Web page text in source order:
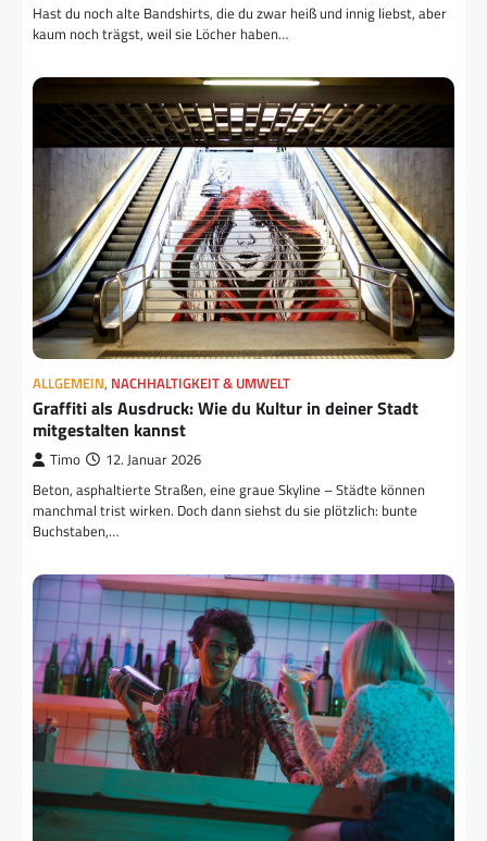
Hast du noch alte Bandshirts, die du zwar heiß und innig liebst, aber
kaum noch trägst, weil sie Löcher haben…
ALLGEMEIN, NACHHALTIGKEIT & UMWELT
Graffiti als Ausdruck: Wie du Kultur in deiner Stadt
mitgestalten kannst
Timo 12. Januar 2026
Beton, asphaltierte Straßen, eine graue Skyline – Städte können
manchmal trist wirken. Doch dann siehst du sie plötzlich: bunte
Buchstaben,…